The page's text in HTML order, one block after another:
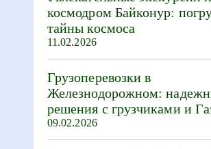
космодром Байконур:
тайны космоса
11.02.2026
Грузоперевозки в
Железнодорожном:
решения с грузчиками и
09.02.2026